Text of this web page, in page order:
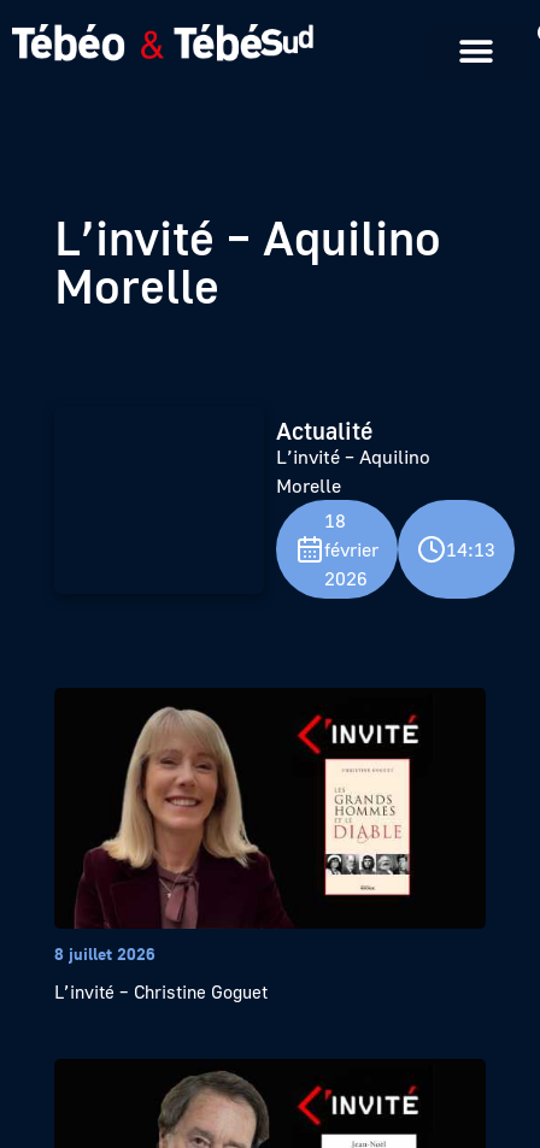
L’invité – Aquilino
Morelle
Actualité
L’invité – Aquilino
Morelle
18
février
2026
14:13
8 juillet 2026
L’invité – Christine Goguet